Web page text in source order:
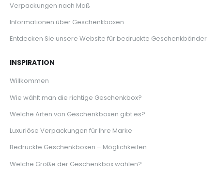
Verpackungen nach Maß
Informationen über Geschenkboxen
Entdecken Sie unsere Website für bedruckte Geschenkbänder
INSPIRATION
Willkommen
Wie wählt man die richtige Geschenkbox?
Welche Arten von Geschenkboxen gibt es?
Luxuriöse Verpackungen für Ihre Marke
Bedruckte Geschenkboxen – Möglichkeiten
Welche Größe der Geschenkbox wählen?